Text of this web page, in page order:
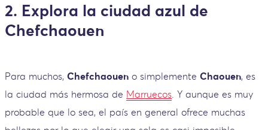
2. Explora la ciudad azul de
Chefchaouen
Para muchos, Chefchaouen o simplemente Chaouen, es
la ciudad más hermosa de Marruecos. Y aunque es muy
probable que lo sea, el país en general ofrece muchas